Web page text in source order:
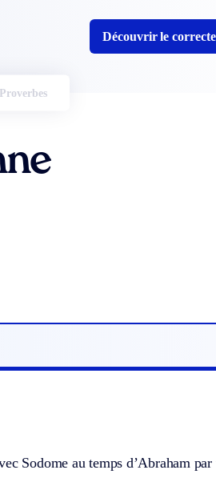
Découvrir le
Proverbes
Sodome au temps d’Abraham